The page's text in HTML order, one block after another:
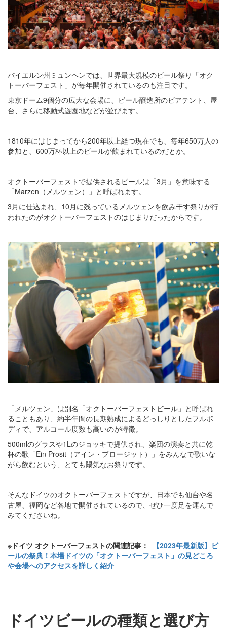
バイエルン州ミュンヘンでは、世界最大規模のビール祭り「オク
トーバーフェスト」が毎年開催されているのも注目です。
東京ドーム9個分の広大な会場に、ビール醸造所のビアテント、屋
台、さらに移動式遊園地などが並びます。
1810年にはじまってから200年以上経つ現在でも、毎年650万人の
参加と、600万杯以上のビールが飲まれているのだとか。
オクトーバーフェストで提供されるビールは「3月」を意味する
「Marzen（メルツェン）」と呼ばれます。
3月に仕込まれ、10月に残っているメルツェンを飲み干す祭りが行
われたのがオクトーバーフェストのはじまりだったからです。
「メルツェン」は別名「オクトーバーフェストビール」と呼ばれ
ることもあり、約半年間の長期熟成によるどっしりとしたフルボ
ディで、アルコール度数も高いのが特徴。
500mlのグラスや1Lのジョッキで提供され、楽団の演奏と共に乾
杯の歌「Ein Prosit（アイン・プロージット）」をみんなで歌いな
がら飲むという、とても陽気なお祭りです。
そんなドイツのオクトーバーフェストですが、日本でも仙台や名
古屋、福岡など各地で開催されているので、ぜひ一度足を運んで
みてくださいね。
※ドイツ オクトーバーフェストの関連記事：
【2023年最新版】ビ
ールの祭典！本場ドイツの「オクトーバーフェスト」の見どころ
や会場へのアクセスを詳しく紹介
ドイツビールの種類と選び方